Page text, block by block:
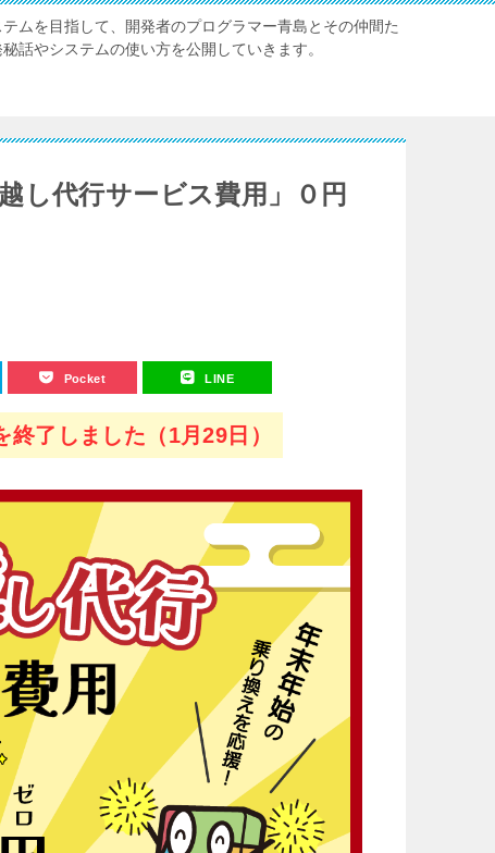
ムを目指して、開発者のプログラマー青島とその仲間た
話やシステムの使い方を公開していきます。
し代行サービス費用」０円
Pocket LINE
了しました（1月29日）